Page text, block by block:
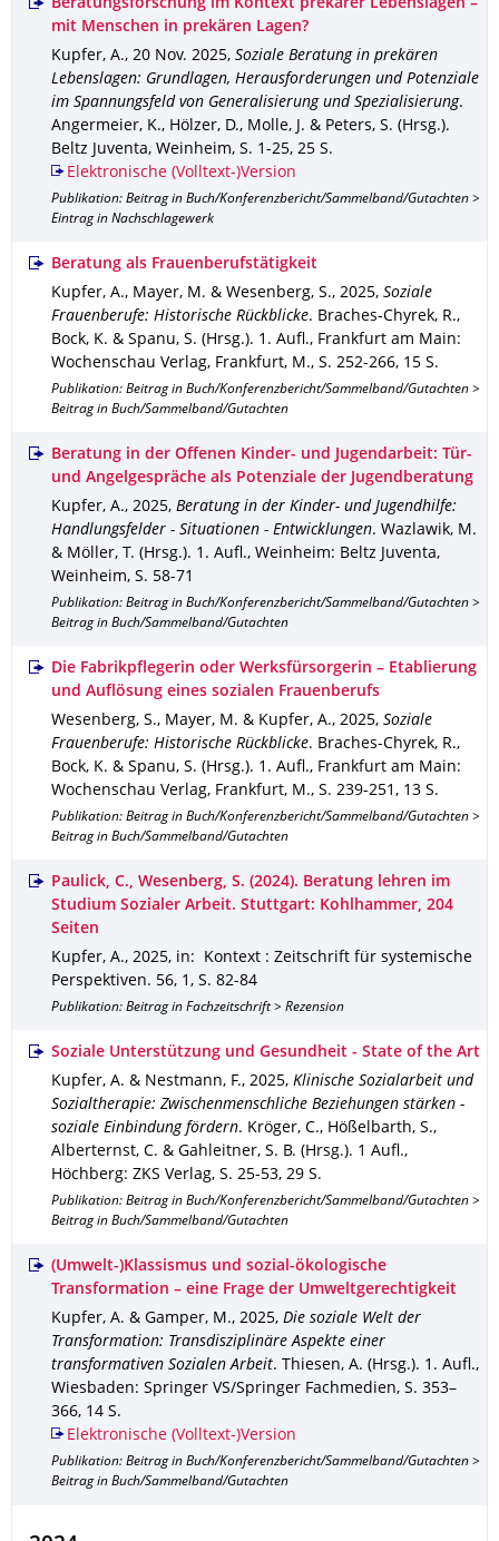
Beratungsforschung im Kontext prekärer Lebenslagen –
mit Menschen in prekären Lagen?
Kupfer, A., 20 Nov. 2025, Soziale Beratung in prekären
Lebenslagen: Grundlagen, Herausforderungen und Potenziale
im Spannungsfeld von Generalisierung und Spezialisierung.
Angermeier, K., Hölzer, D., Molle, J. & Peters, S. (Hrsg.).
Beltz Juventa, Weinheim, S. 1-25, 25 S.
Elektronische (Volltext-)Version
Publikation: Beitrag in Buch/Konferenzbericht/Sammelband/Gutachten >
Eintrag in Nachschlagewerk
Beratung als Frauenberufstätigkeit
Kupfer, A., Mayer, M. & Wesenberg, S., 2025, Soziale
Frauenberufe: Historische Rückblicke. Braches-Chyrek, R.,
Bock, K. & Spanu, S. (Hrsg.). 1. Aufl., Frankfurt am Main:
Wochenschau Verlag, Frankfurt, M., S. 252-266, 15 S.
Publikation: Beitrag in Buch/Konferenzbericht/Sammelband/Gutachten >
Beitrag in Buch/Sammelband/Gutachten
Beratung in der Offenen Kinder- und Jugendarbeit: Tür-
und Angelgespräche als Potenziale der Jugendberatung
Kupfer, A., 2025, Beratung in der Kinder- und Jugendhilfe:
Handlungsfelder - Situationen - Entwicklungen. Wazlawik, M.
& Möller, T. (Hrsg.). 1. Aufl., Weinheim: Beltz Juventa,
Weinheim, S. 58-71
Publikation: Beitrag in Buch/Konferenzbericht/Sammelband/Gutachten >
Beitrag in Buch/Sammelband/Gutachten
Die Fabrikpflegerin oder Werksfürsorgerin – Etablierung
und Auflösung eines sozialen Frauenberufs
Wesenberg, S., Mayer, M. & Kupfer, A., 2025, Soziale
Frauenberufe: Historische Rückblicke. Braches-Chyrek, R.,
Bock, K. & Spanu, S. (Hrsg.). 1. Aufl., Frankfurt am Main:
Wochenschau Verlag, Frankfurt, M., S. 239-251 , 13 S.
Publikation: Beitrag in Buch/Konferenzbericht/Sammelband/Gutachten >
Beitrag in Buch/Sammelband/Gutachten
Paulick, C., Wesenberg, S. (2024). Beratung lehren im
Studium Sozialer Arbeit. Stuttgart: Kohlhammer, 204
Seiten
Kupfer, A., 2025, in: Kontext : Zeitschrift für systemische
Perspektiven. 56, 1 , S. 82-84
Publikation: Beitrag in Fachzeitschrift > Rezension
Soziale Unterstützung und Gesundheit - State of the Art
Kupfer, A. & Nestmann, F., 2025, Klinische Sozialarbeit und
Sozialtherapie: Zwischenmenschliche Beziehungen stärken -
soziale Einbindung fördern. Kröger, C., Hößelbarth, S.,
Alberternst, C. & Gahleitner, S. B. (Hrsg.). 1 Aufl.,
Höchberg: ZKS Verlag, S. 25-53, 29 S.
Publikation: Beitrag in Buch/Konferenzbericht/Sammelband/Gutachten >
Beitrag in Buch/Sammelband/Gutachten
(Umwelt-)Klassismus und sozial-ökologische
Transformation – eine Frage der Umweltgerechtigkeit
Kupfer, A. & Gamper, M., 2025, Die soziale Welt der
Transformation: Transdisziplinäre Aspekte einer
transformativen Sozialen Arbeit. Thiesen, A. (Hrsg.). 1. Aufl.,
Wiesbaden: Springer VS/Springer Fachmedien, S. 353–
366, 14 S.
Elektronische (Volltext-)Version
Publikation: Beitrag in Buch/Konferenzbericht/Sammelband/Gutachten >
Beitrag in Buch/Sammelband/Gutachten